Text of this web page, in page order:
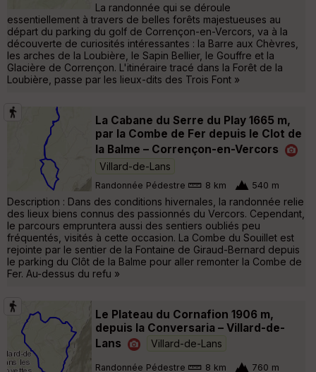
La randonnée qui se déroule
essentiellement à travers de belles forêts majestueuses au
départ du parking du golf de Corrençon-en-Vercors, va à la
découverte de curiosités intéressantes : la Barre aux Chèvres,
les arches de la Loubière, le Sapin Bellier, le Gouffre et la
Glacière de Corrençon. L'itinéraire tracé dans la Forêt de la
Loubière, passe par les lieux-dits des Trois Font »
La Cabane du Serre du Play 1665 m,
par la Combe de Fer depuis le Clot de
la Balme – Corrençon-en-Vercors
Villard-de-Lans
Randonnée Pédestre 8 km 540 m
Description : Dans des conditions hivernales, la randonnée relie
des lieux biens connus des passionnés du Vercors. Cependant,
le parcours empruntera aussi des sentiers oubliés peu
fréquentés, visités à cette occasion. La Combe du Souillet est
rejointe par le sentier de la Fontaine de Giraud-Bernard depuis
le parking du Clôt de la Balme pour aller remonter la Combe de
Fer. Au-dessus du refu »
Le Plateau du Cornafion 1906 m,
depuis la Conversaria – Villard-de-
Lans
Villard-de-Lans
Randonnée Pédestre 8 km 760 m